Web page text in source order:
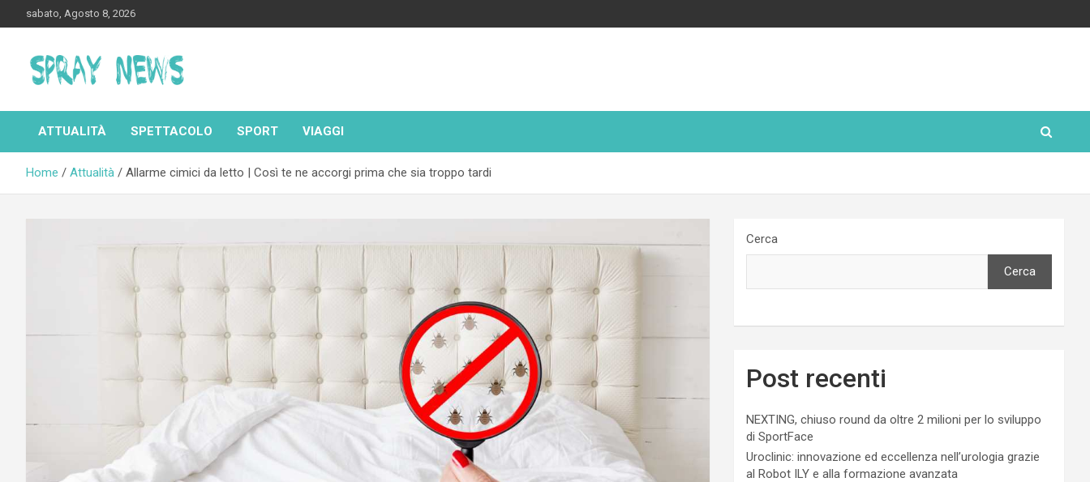
to
sabato, Agosto 8, 2026
Spraynews.it
ATTUALITÀ SPETTACOLO SPORT VIAGGI
Home Attualità Allarme cimici da letto | Così te ne accorgi prima che sia troppo tardi
Cerca
Cerca
Post recenti
NEXTING, chiuso round da oltre 2 milioni per lo sviluppo
di SportFace
Uroclinic: innovazione ed eccellenza nell’urologia grazie
al Robot ILY e alla formazione avanzata